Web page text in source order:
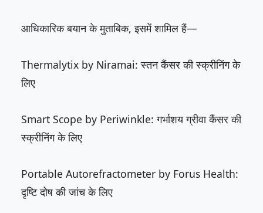
आधिकारिक बयान के मुताबिक, इसमें शामिल हैं—
Thermalytix by Niramai: स्तन कैंसर की स्क्रीनिंग के
लिए
Smart Scope by Periwinkle: गर्भाशय ग्रीवा कैंसर की
स्क्रीनिंग के लिए
Portable Autorefractometer by Forus Health:
दृष्टि दोष की जांच के लिए